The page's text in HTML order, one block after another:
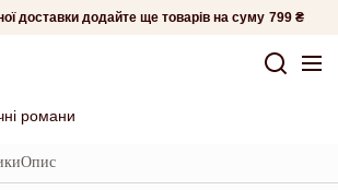
доставки додайте ще товарів на суму 799 ₴
романи
Опис